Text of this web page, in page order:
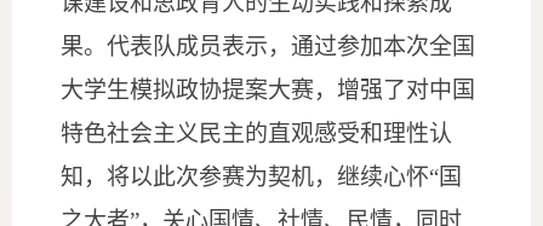
果。代表队成员表示，通过参加本次全国
大学生模拟政协提案大赛，增强了对中国
特色社会主义民主的直观感受和理性认
知，将以此次参赛为契机，继续心怀“国
之大者”，关心国情、社情、民情，同时